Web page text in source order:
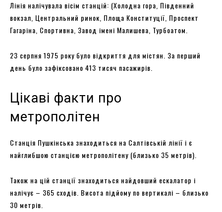
Лінія налічувала вісім станцій: (Холодна гора, Південний
вокзал, Центральний ринок, Площа Конституції, Проспект
Гагаріна, Спортивна, Завод імені Малишева, Турбоатом.
23 серпня 1975 року було відкриття для містян. За перший
день було зафіксовано 413 тисяч пасажирів.
Цікаві факти про
метрополітен
Станція Пушкінська знаходиться на Салтівській лінії і є
найглибшою станцією метрополітену (близько 35 метрів).
Також на цій станції знаходиться найдовший ескалатор і
налічує – 365 сходів. Висота підйому по вертикалі – близько
30 метрів.